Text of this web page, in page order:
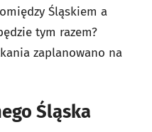
Śląskiem a
tym razem?
zaplanowano na
Śląska